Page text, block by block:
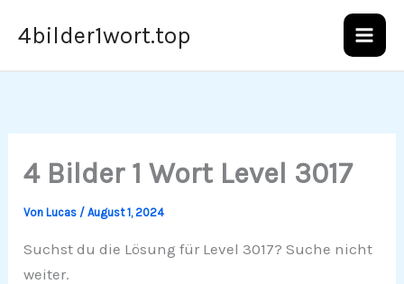
Inhalt
4bilder1wort.top
4 Bilder 1 Wort Level 3017
VonLucas /August 1, 2024
Suchst du die Lösung für Level 3017? Suche nicht
weiter.